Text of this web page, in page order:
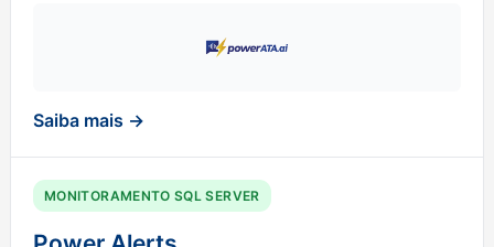
Saiba mais →
MONITORAMENTO SQL SERVER